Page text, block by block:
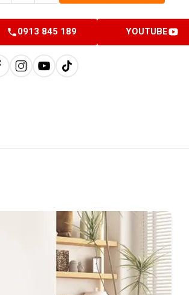
0913 845 189 YOUTUBE